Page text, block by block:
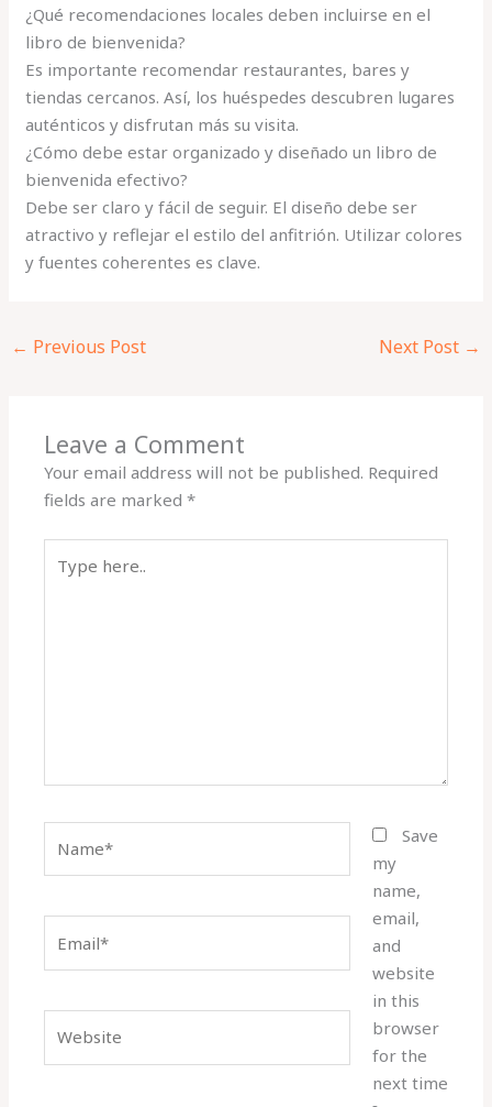
¿Qué recomendaciones locales deben incluirse en el
libro de bienvenida?
Es importante recomendar restaurantes, bares y
tiendas cercanos. Así, los huéspedes descubren lugares
auténticos y disfrutan más su visita.
¿Cómo debe estar organizado y diseñado un libro de
bienvenida efectivo?
Debe ser claro y fácil de seguir. El diseño debe ser
atractivo y reflejar el estilo del anfitrión. Utilizar colores
y fuentes coherentes es clave.
← Previous Post Next Post →
Leave a Comment
Your email address will not be published. Required
fields are marked*
here..
Save
my
name,
email,
and
website
in this
browser
for the
next time